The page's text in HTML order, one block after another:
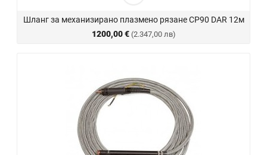
Шланг за механизирано плазмено рязане CP90 DAR 12м
1200,00 € (2.347,00 лв)